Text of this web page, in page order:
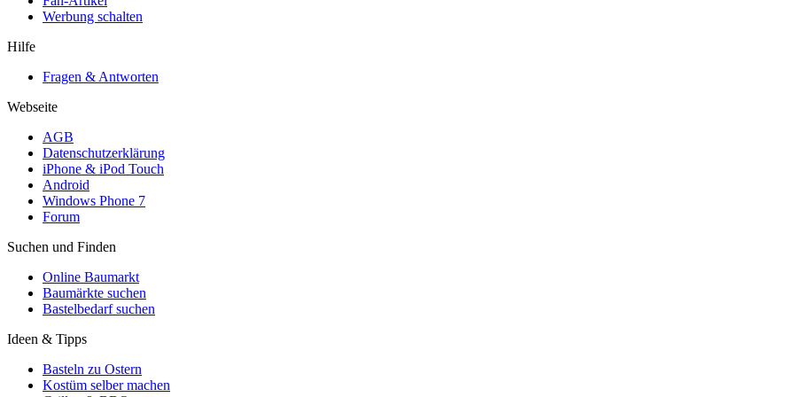
Werbung schalten
Hilfe
Fragen & Antworten
Webseite
AGB
Datenschutzerklärung
iPhone & iPod Touch
Android
Windows Phone 7
Forum
Suchen und Finden
Online Baumarkt
Baumärkte suchen
Bastelbedarf suchen
Ideen & Tipps
Basteln zu Ostern
Kostüm selber machen